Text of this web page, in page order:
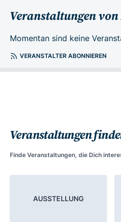
Veranstaltungen von
Momentan sind keine
VERANSTALTER ABONNIEREN
Veranstaltungen
Finde Veranstaltungen, die Dich
AUSSTELLUNG